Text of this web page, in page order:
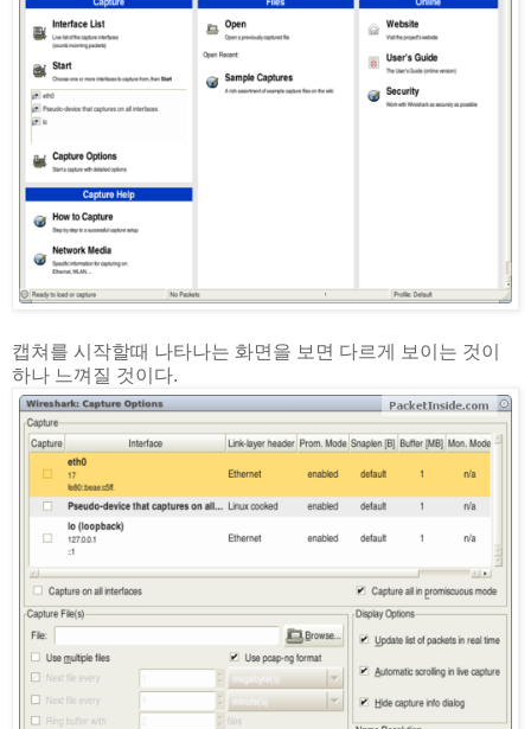
캡쳐를 시작할때 나타나는 화면을 보면 다르게 보이는 것이
하나 느껴질 것이다.